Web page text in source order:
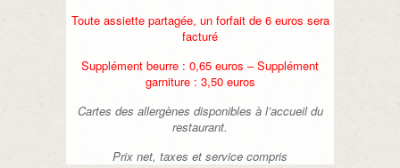
Toute assiette partagée, un forfait de 6 euros sera
facturé
Supplément beurre : 0,65 euros – Supplément
garniture : 3,50 euros
Cartes des allergènes disponibles à l’accueil du
restaurant.
Prix net, taxes et service compris